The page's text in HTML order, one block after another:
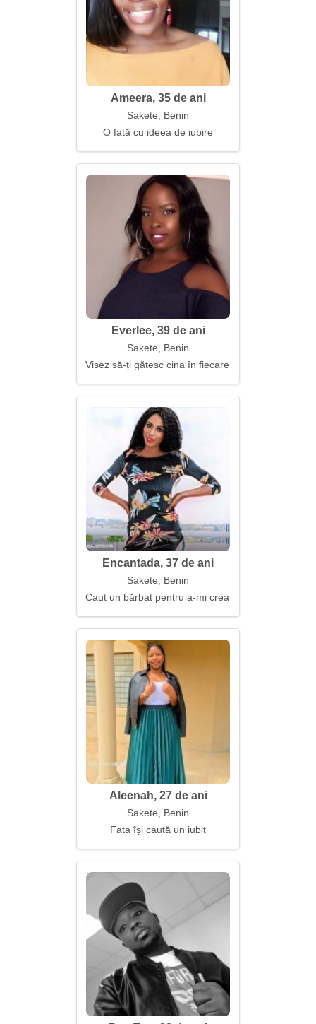
Ameera, 35 de ani
Sakete, Benin
O fată cu ideea de iubire
Everlee, 39 de ani
Sakete, Benin
Visez să-ți gătesc cina în fiecare seară
Encantada, 37 de ani
Sakete, Benin
Caut un bărbat pentru a-mi crea o casă confortabilă
Aleenah, 27 de ani
Sakete, Benin
Fata își caută un iubit